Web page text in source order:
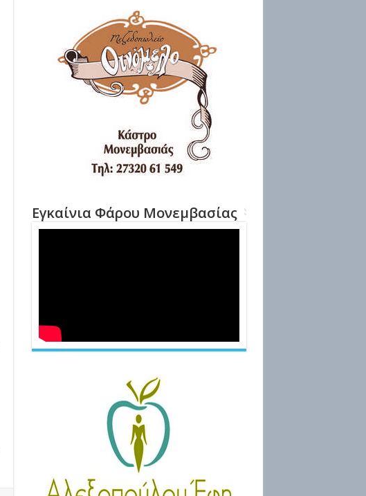
Εγκαίνια Φάρου Μονεμβασίας